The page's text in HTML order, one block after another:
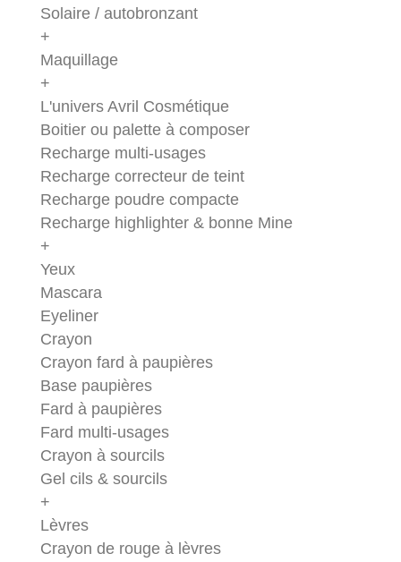
Solaire / autobronzant
+
Maquillage
+
L'univers Avril Cosmétique
Boitier ou palette à composer
Recharge multi-usages
Recharge correcteur de teint
Recharge poudre compacte
Recharge highlighter & bonne Mine
+
Yeux
Mascara
Eyeliner
Crayon
Crayon fard à paupières
Base paupières
Fard à paupières
Fard multi-usages
Crayon à sourcils
Gel cils & sourcils
+
Lèvres
Crayon de rouge à lèvres